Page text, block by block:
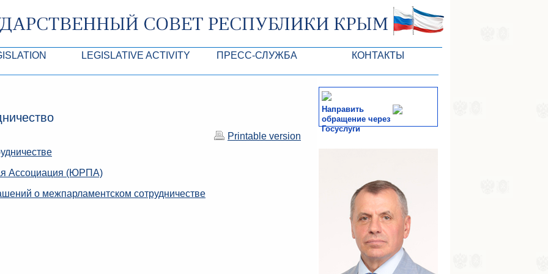
Крым
экспертиза
антикоррупционная экспертиза
LEGISLATIVE ACTIVITY ПРЕСС-СЛУЖБА КОНТАКТЫ
Printable version
Ассоциация (ЮРПА)
о межпарламентском сотрудничестве
Направить
обращение через
Госуслуги